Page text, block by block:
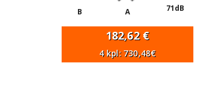
B A 71dB
182,62 €
4 kpl: 730,48€